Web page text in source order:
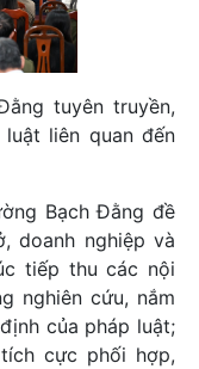
tuyên truyền,
liên quan đến
Bạch Đằng đề
doanh nghiệp và
tiếp thu các nội
nghiên cứu, nắm
của pháp luật;
cực phối hợp,